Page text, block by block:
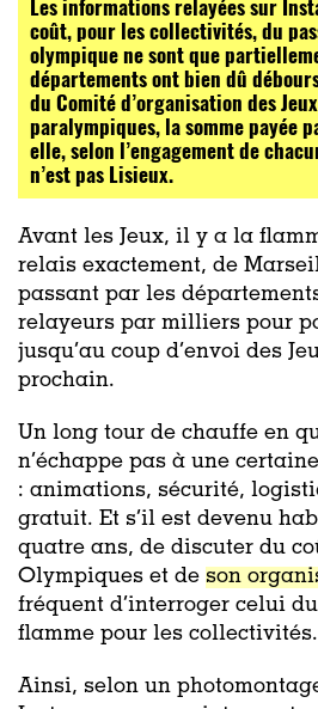
Les informations relayées sur
coût, pour les collectivités, du
olympique ne sont que
départements ont bien dû
du Comité d’organisation des
paralympiques, la somme payée
elle, selon l’engagement de
n’est pas Lisieux.
Avant les Jeux, il y a la
relais exactement, de
passant par les
relayeurs par milliers pour
jusqu’au coup d’envoi des
prochain.
Un long tour de chauffe en
n’échappe pas à une
: animations, sécurité,
gratuit. Et s’il est devenu
quatre ans, de discuter du
Olympiques et de son
fréquent d’interroger celui
flamme pour les collectivités.
Ainsi, selon un